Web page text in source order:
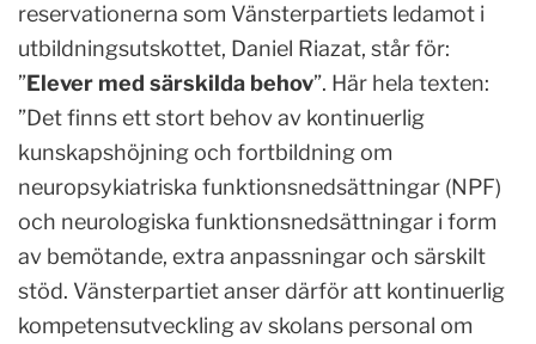
reservationerna som Vänsterpartiets ledamot i
utbildningsutskottet, Daniel Riazat, står för:
”Elever med särskilda behov”. Här hela texten:
”Det finns ett stort behov av kontinuerlig
kunskapshöjning och fortbildning om
neuropsykiatriska funktionsnedsättningar (NPF)
och neurologiska funktionsnedsättningar i form
av bemötande, extra anpassningar och särskilt
stöd. Vänsterpartiet anser därför att kontinuerlig
kompetensutveckling av skolans personal om